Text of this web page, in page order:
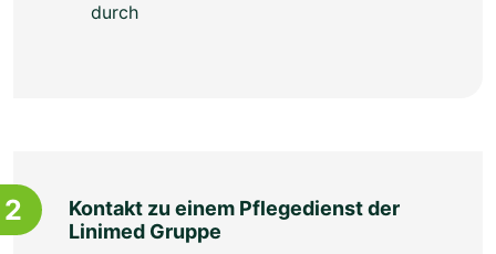
durch
2
Kontakt zu einem Pflegedienst der
Linimed Gruppe